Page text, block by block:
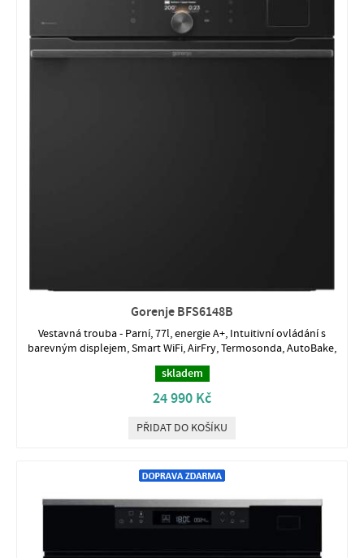
Gorenje BFS6148B
Vestavná trouba - Parní, 77l, energie A+, Intuitivní ovládání s
barevným displejem, Smart WiFi, AirFry, Termosonda, AutoBake,
skladem
24 990 Kč
PŘIDAT DO KOŠÍKU